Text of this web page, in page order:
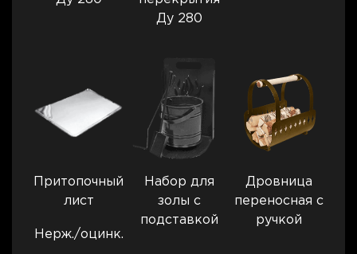
Ду 280
Притопочный
лист
Нерж./оцинк.
Набор для
золы с
подставкой
Дровница
переносная с
ручкой